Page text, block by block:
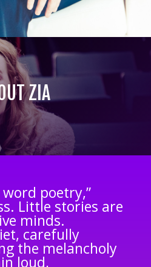
ZIA
poetry,”
Little stories are
minds.
carefully
the melancholy
loud,